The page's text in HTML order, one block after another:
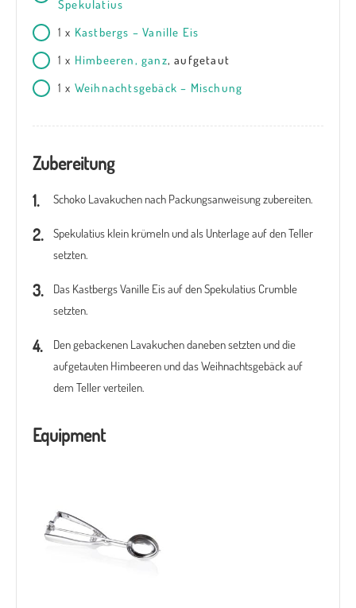
Spekulatius
1 x Kastbergs – Vanille Eis
1 x Himbeeren, ganz, aufgetaut
1 x Weihnachtsgebäck – Mischung
Zubereitung
Schoko Lavakuchen nach Packungsanweisung zubereiten.
Spekulatius klein krümeln und als Unterlage auf den Teller
setzten.
Das Kastbergs Vanille Eis auf den Spekulatius Crumble
setzten.
Den gebackenen Lavakuchen daneben setzten und die
aufgetauten Himbeeren und das Weihnachtsgebäck auf
dem Teller verteilen.
Equipment